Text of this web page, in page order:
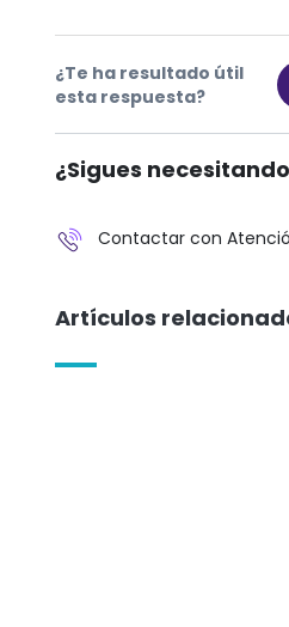
¿Te ha resultado útil
esta respuesta?
¿Sigues
Contactar con
Artículos